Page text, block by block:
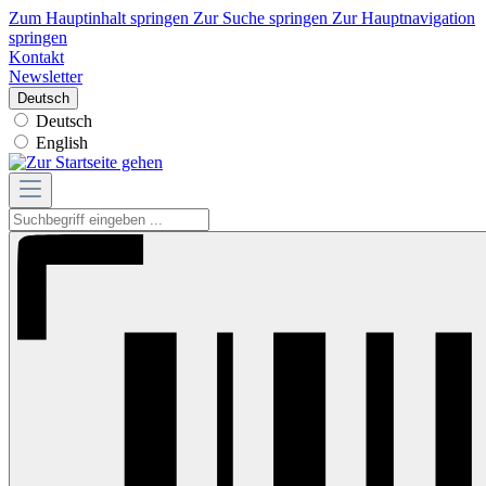
Zum Hauptinhalt springen Zur Suche springen Zur Hauptnavigation
springen
Kontakt
Newsletter
Deutsch
Deutsch
English